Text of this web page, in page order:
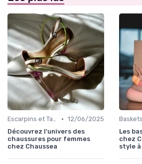
Escarpins et Talons • 12/06/2025
Découvrez l'univers des
chaussures pour femmes
chez Chaussea
Les
chez
style à